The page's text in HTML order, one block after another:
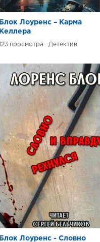
Блок Лоуренс – Карма
Келлера
123 Детектив
Блок Лоуренс - Словно